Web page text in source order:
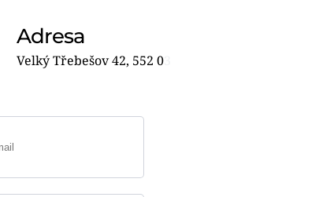
Adresa
Velký Třebešov 42, 552 03